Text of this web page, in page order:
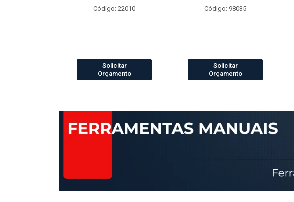
Código: 22010
Solicitar
Orçamento
Código: 98035
Solicitar
Orçamento